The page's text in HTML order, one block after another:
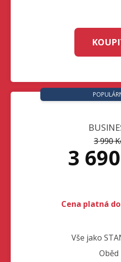
3 990
3
Cena platná do
Vše jako
Oběd